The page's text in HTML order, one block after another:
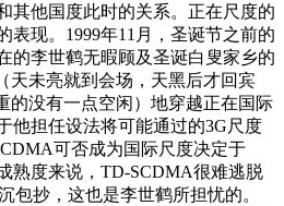
其他国度此时的关系。正在尺度的
表现。1999年11月，圣诞节之前的
的李世鹤无暇顾及圣诞白叟家乡的
天未亮就到会场，天黑后才回宾
的没有一点空闲）地穿越正在国际
他担任设法将可能通过的3G尺度
可否成为国际尺度决定于
熟度来说，TD-SCDMA很难逃脱
包抄，这也是李世鹤所担忧的。